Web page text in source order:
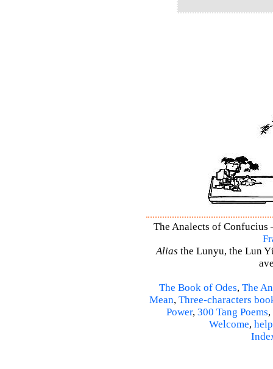
The Analects of Confucius
Alias the Lunyu, the Lun
The Book of Odes, The
Mean, Three-characters
Power, 300 Tang Poems,
Welcome, help